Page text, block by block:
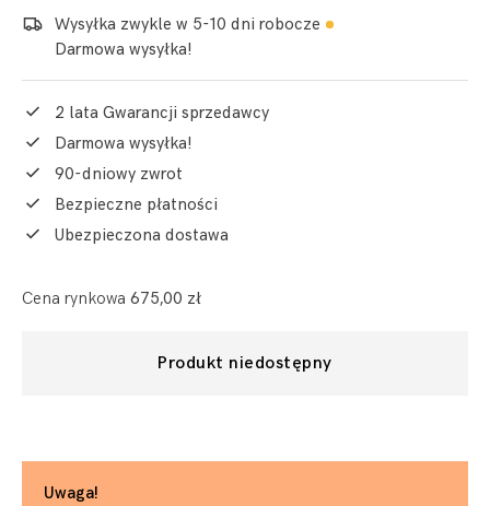
Wysyłka zwykle w 5-10 dni robocze
Darmowa wysyłka!
2 lata Gwarancji sprzedawcy
Darmowa wysyłka!
90-dniowy zwrot
Bezpieczne płatności
Ubezpieczona dostawa
Cena rynkowa 675,00 zł
Produkt niedostępny
Uwaga!